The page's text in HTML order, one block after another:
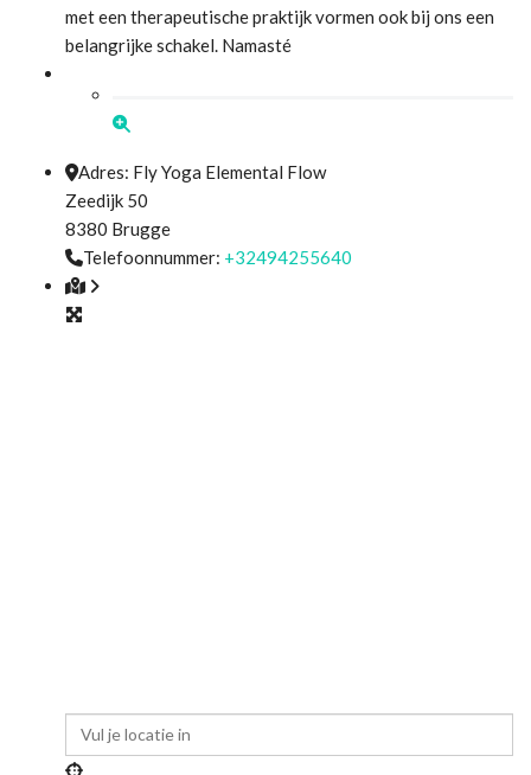
met een therapeutische praktijk vormen ook bij ons een
belangrijke schakel. Namasté
Adres: Fly Yoga Elemental Flow
Zeedijk 50
8380 Brugge
Telefoonnummer: +32494255640